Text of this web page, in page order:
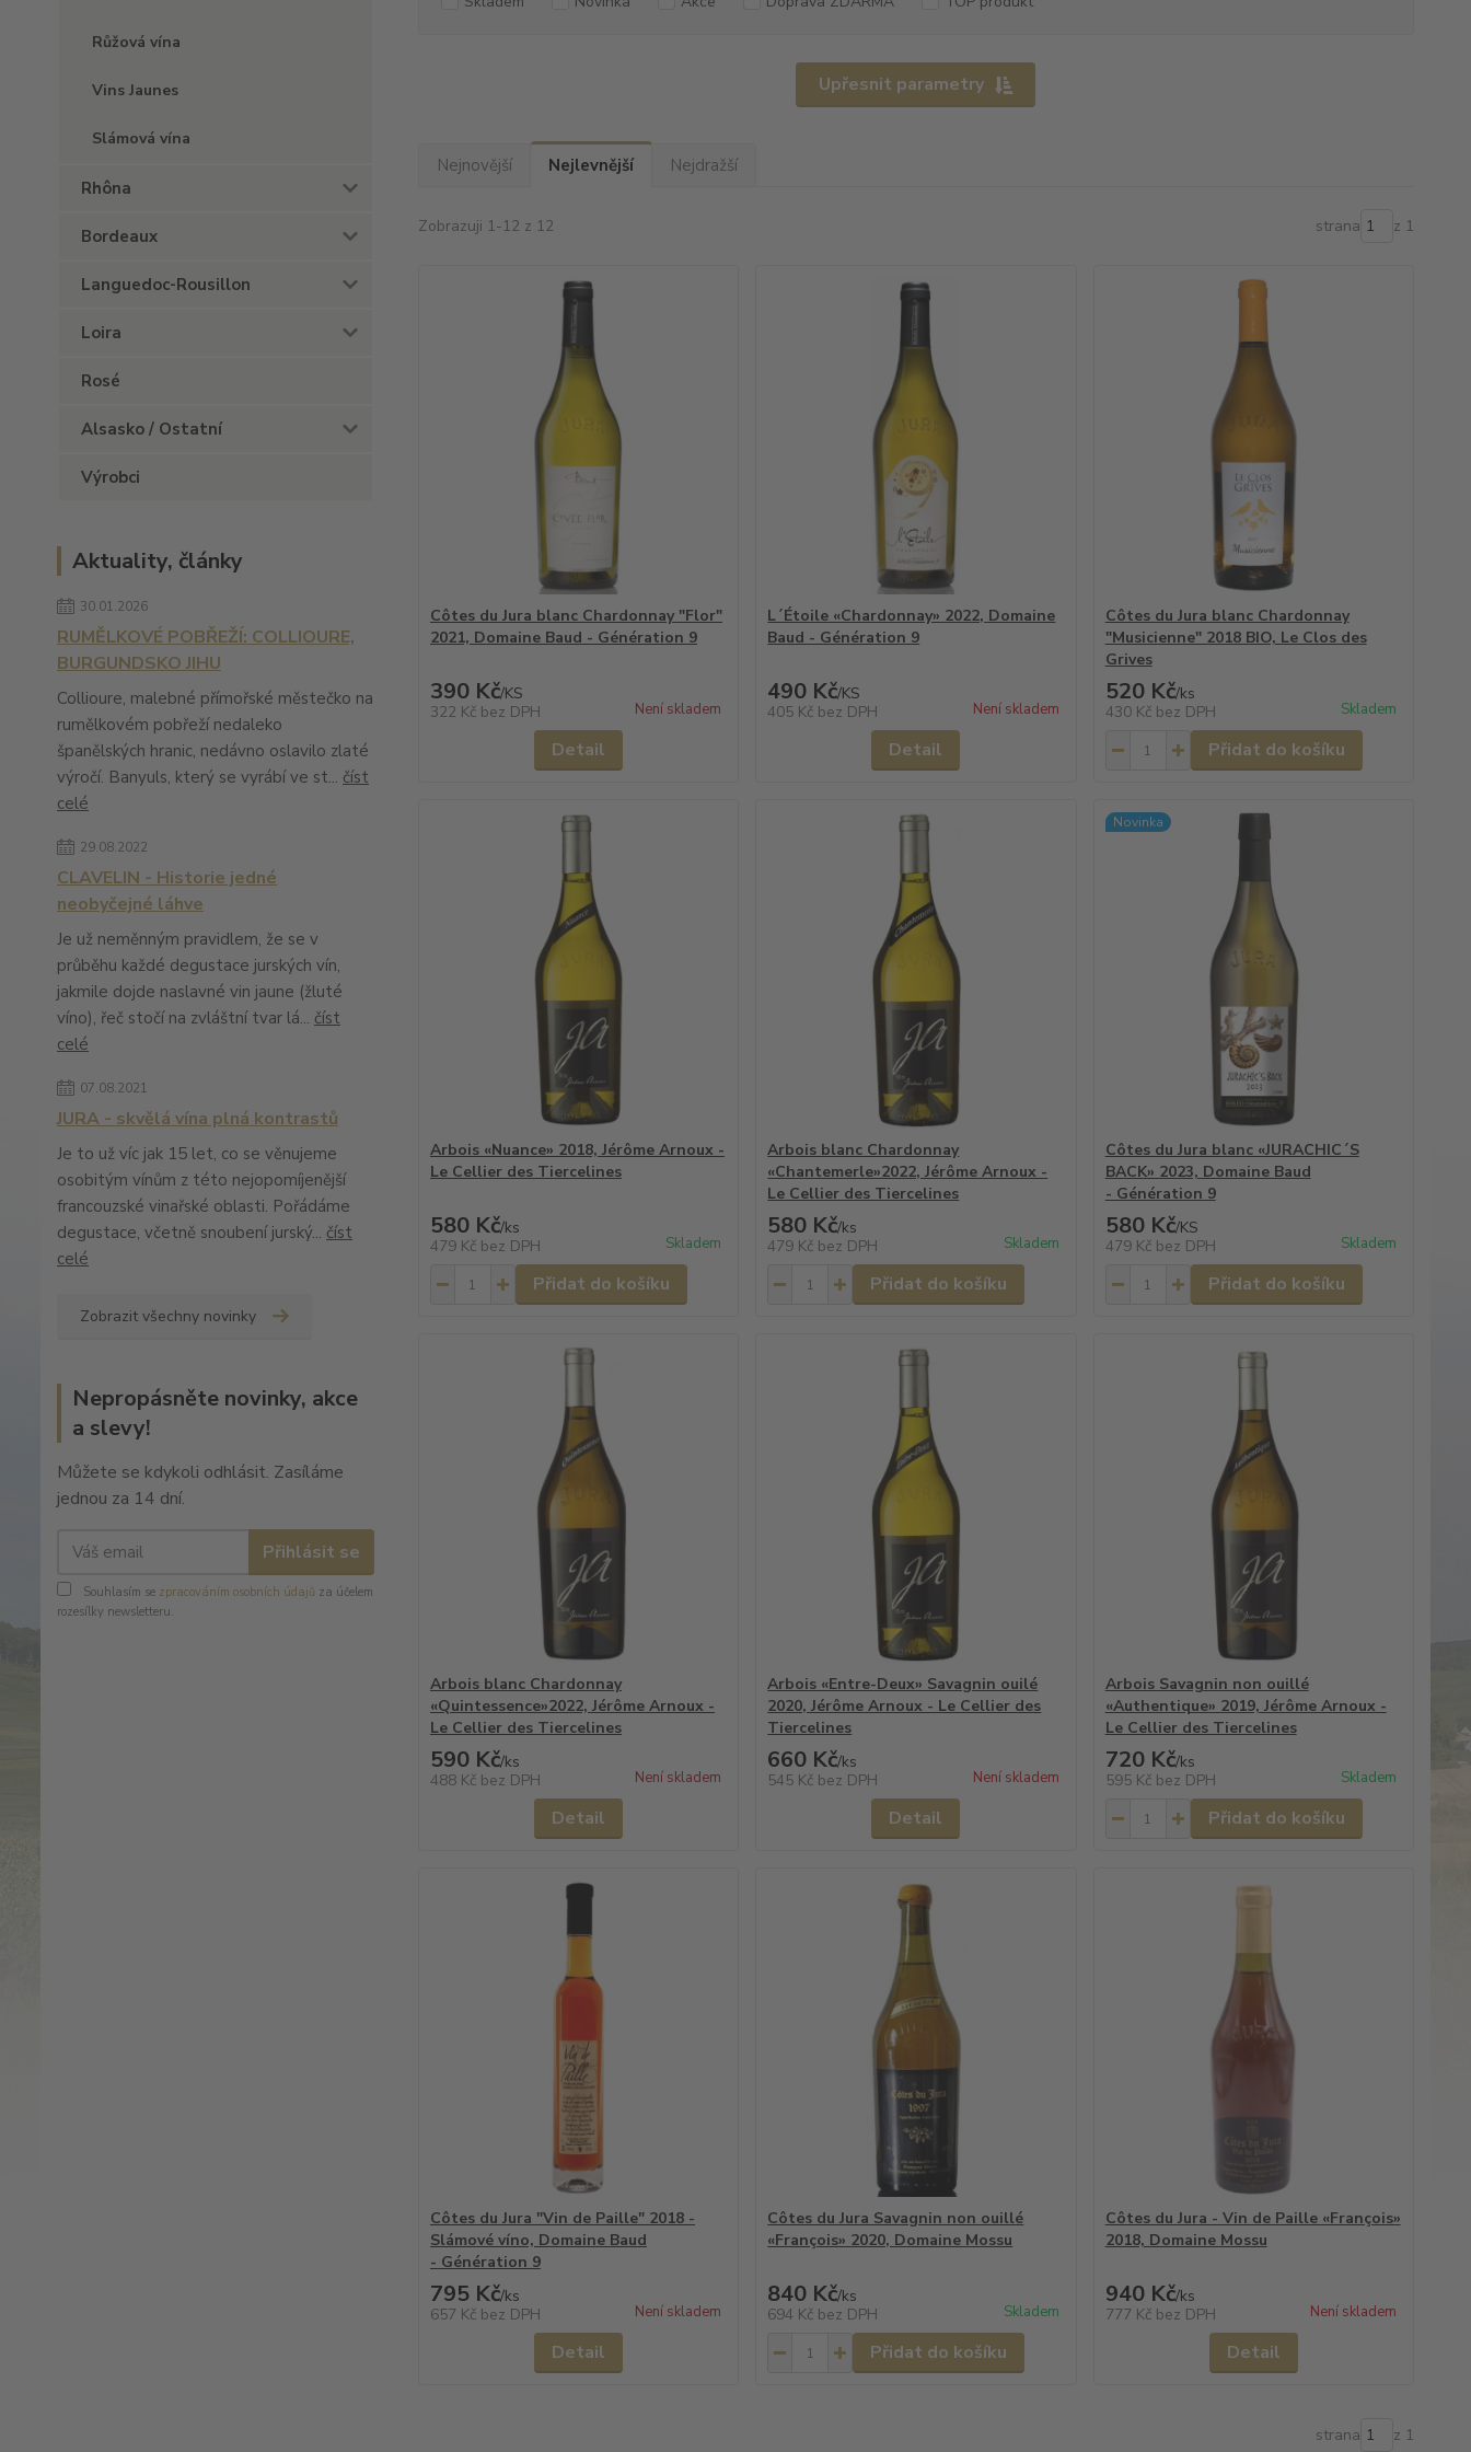
Růžová vína
Vins Jaunes
Slámová vína
Rhôna
Bordeaux
Languedoc-Rousillon
Loira
Rosé
Alsasko / Ostatní
Výrobci
Aktuality, články
30.01.2026
RUMĚLKOVÉ POBŘEŽÍ: COLLIOURE,
BURGUNDSKO JIHU
Collioure, malebné přímořské městečko na
rumělkovém pobřeží nedaleko
španělských hranic, nedávno oslavilo zlaté
výročí. Banyuls, který se vyrábí ve st... číst
celé
29.08.2022
CLAVELIN - Historie jedné
neobyčejné láhve
Je už neměnným pravidlem, že se v
průběhu každé degustace jurských vín,
jakmile dojde naslavné vin jaune (žluté
víno), řeč stočí na zvláštní tvar lá... číst
celé
07.08.2021
JURA - skvělá vína plná kontrastů
Je to už víc jak 15 let, co se věnujeme
osobitým vínům z této nejopomíjenější
francouzské vinařské oblasti. Pořádáme
degustace, včetně snoubení jurský... číst
celé
Zobrazit všechny novinky
Nepropásněte novinky, akce
a slevy!
Můžete se kdykoli odhlásit. Zasíláme
jednou za 14 dní.
Přihlásit se
Souhlasím se zpracováním osobních údajů za účelem
rozesílky newsletteru.
Upřesnit parametry
Nejnovější Nejlevnější Nejdražší
Zobrazuji 1-12 z 12 strana z 1
Côtes du Jura blanc Chardonnay "Flor"
2021, Domaine Baud - Génération 9
390 Kč/KS
322 Kč bez DPH Není skladem
Detail
L´Étoile «Chardonnay» 2022, Domaine
Baud - Génération 9
490 Kč/KS
405 Kč bez DPH Není skladem
Detail
Côtes du Jura blanc Chardonnay
"Musicienne" 2018 BIO, Le Clos des
Grives
520 Kč/ks
430 Kč bez DPH Skladem
Přidat do košíku
Arbois «Nuance» 2018, Jérôme Arnoux -
Le Cellier des Tiercelines
580 Kč/ks
479 Kč bez DPH Skladem
Přidat do košíku
Arbois blanc Chardonnay
«Chantemerle»2022, Jérôme Arnoux -
Le Cellier des Tiercelines
580 Kč/ks
479 Kč bez DPH Skladem
Přidat do košíku
Novinka
Côtes du Jura blanc «JURACHIC´S
BACK» 2023, Domaine Baud
- Génération 9
580 Kč/KS
479 Kč bez DPH Skladem
Přidat do košíku
Arbois blanc Chardonnay
«Quintessence»2022, Jérôme Arnoux -
Le Cellier des Tiercelines
590 Kč/ks
488 Kč bez DPH Není skladem
Detail
Arbois «Entre-Deux» Savagnin ouilé
2020, Jérôme Arnoux - Le Cellier des
Tiercelines
660 Kč/ks
545 Kč bez DPH Není skladem
Detail
Arbois Savagnin non ouillé
«Authentique» 2019, Jérôme Arnoux -
Le Cellier des Tiercelines
720 Kč/ks
595 Kč bez DPH Skladem
Přidat do košíku
Côtes du Jura "Vin de Paille" 2018 -
Slámové víno, Domaine Baud
- Génération 9
795 Kč/ks
657 Kč bez DPH Není skladem
Detail
Côtes du Jura Savagnin non ouillé
«François» 2020, Domaine Mossu
840 Kč/ks
694 Kč bez DPH Skladem
Přidat do košíku
Côtes du Jura - Vin de Paille «François»
2018, Domaine Mossu
940 Kč/ks
777 Kč bez DPH Není skladem
Detail
strana z 1